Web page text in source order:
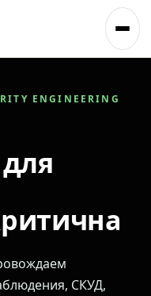
ENGINEERING
СКУД,